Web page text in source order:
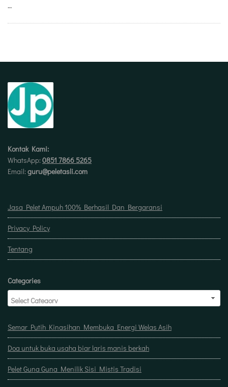
…
Kontak Kami:
WhatsApp: 0851 7866 5265
Email: guru@peletasli.com
Jasa Pelet Ampuh 100% Berhasil Dan Bergaransi
Privacy Policy
Tentang
Categories
Semar Putih Kinasihan Membuka Energi Welas Asih
Doa untuk buka usaha biar laris manis berkah
Pelet Guna Guna Menilik Sisi Mistis Tradisi